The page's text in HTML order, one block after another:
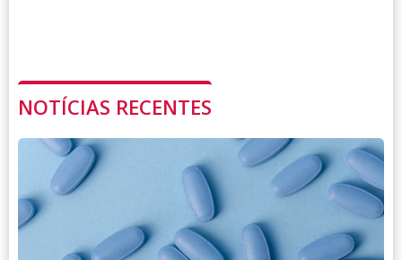
NOTÍCIAS RECENTES